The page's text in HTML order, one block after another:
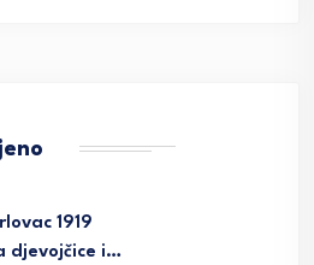
1919
djevojčice i…